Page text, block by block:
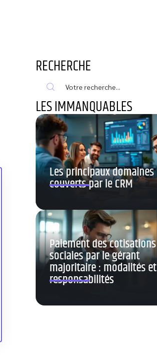
RECHERCHE
LES IMMANQUABLES
Les principaux domaines
couverts par le CRM
Paiement des cotisations
sociales par le gérant
majoritaire : modalités et
responsabilités